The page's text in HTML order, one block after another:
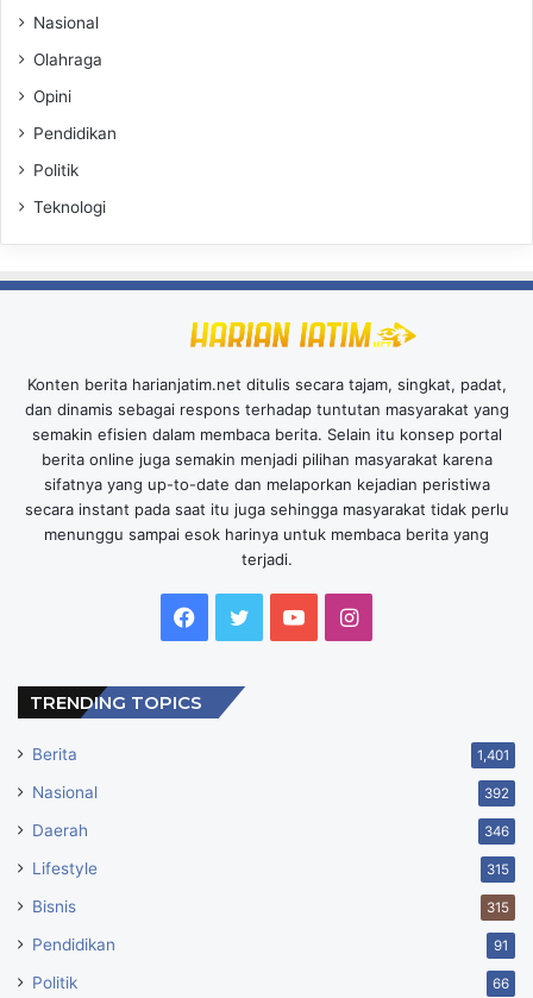
Nasional
Olahraga
Opini
Pendidikan
Politik
Teknologi
Konten berita harianjatim.net ditulis secara tajam, singkat, padat,
dan dinamis sebagai respons terhadap tuntutan masyarakat yang
semakin efisien dalam membaca berita. Selain itu konsep portal
berita online juga semakin menjadi pilihan masyarakat karena
sifatnya yang up-to-date dan melaporkan kejadian peristiwa
secara instant pada saat itu juga sehingga masyarakat tidak perlu
menunggu sampai esok harinya untuk membaca berita yang
terjadi.
Facebook
TwitterYouTubeInstagram
TRENDING TOPICS
Berita 1,401
Nasional 392
Daerah 346
Lifestyle 315
Bisnis 315
Pendidikan 91
Politik 66